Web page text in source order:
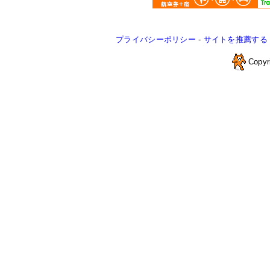
プライバシーポリシー - サイトを推薦する